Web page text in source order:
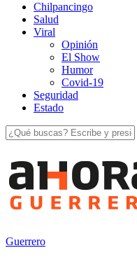
Chilpancingo
Salud
Viral
Opinión
El Show
Humor
Covid-19
Seguridad
Estado
Guerrero